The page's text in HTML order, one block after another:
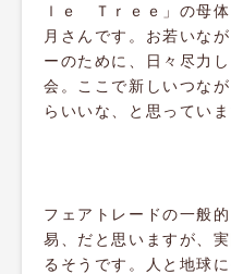
ｌｅ Ｔｒｅｅ」の母
月さんです。お若いな
ーのために、日々尽力
会。ここで新しいつな
らいいな、と思っていま
フェアトレードの一般
易、だと思いますが、
るそうです。人と地球